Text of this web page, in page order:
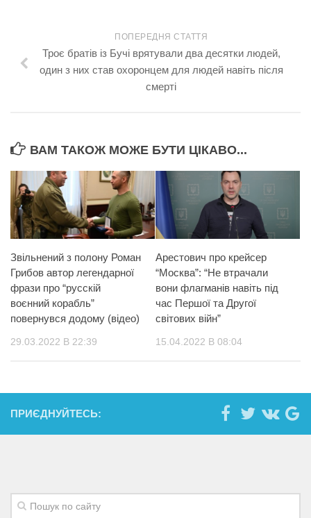
ПОПЕРЕДНЯ СТАТТЯ
Троє братів із Бучі врятували два десятки людей,
один з них став охоронцем для людей навіть після
смерті
ВАМ ТАКОЖ МОЖЕ БУТИ ЦІКАВО...
Звільнений з полону Роман
Грибов автор легендарної
фрази про “русскій
воєнний корабль”
повернувся додому (відео)
29.03.2022 В 22:39
Арестович про крейсер
“Москва”: “Не втрачали
вони флагманів навіть під
час Першої та Другої
світових війн”
15.04.2022 В 08:04
ПРИЄДНУЙТЕСЬ: